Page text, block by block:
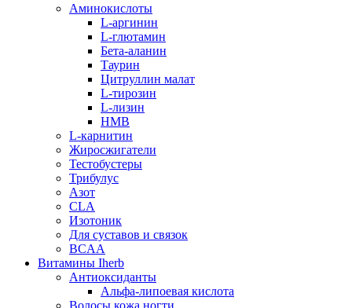
Аминокислоты
L-аргинин
L-глютамин
Бета-аланин
Таурин
Цитруллин малат
L-тирозин
L-лизин
HMB
L-карнитин
Жиросжигатели
Тестобустеры
Трибулус
Азот
CLA
Изотоник
Для суставов и связок
BCAA
Витамины Iherb
Антиоксиданты
Альфа-липоевая кислота
Волосы кожа ногти